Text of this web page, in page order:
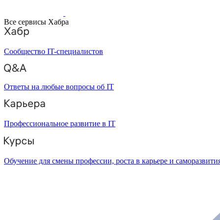
Все сервисы Хабра
Сообщество IT-специалистов
Ответы на любые вопросы об IT
Профессиональное развитие в IT
Обучение для смены профессии, роста в карьере и